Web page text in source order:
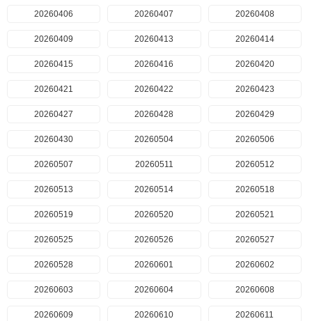
20260406 20260407 20260408
20260409 20260413 20260414
20260415 20260416 20260420
20260421 20260422 20260423
20260427 20260428 20260429
20260430 20260504 20260506
20260507 20260511 20260512
20260513 20260514 20260518
20260519 20260520 20260521
20260525 20260526 20260527
20260528 20260601 20260602
20260603 20260604 20260608
20260609 20260610 20260611